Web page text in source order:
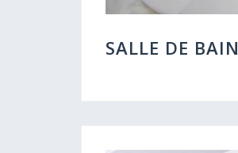
SALLE DE BAIN